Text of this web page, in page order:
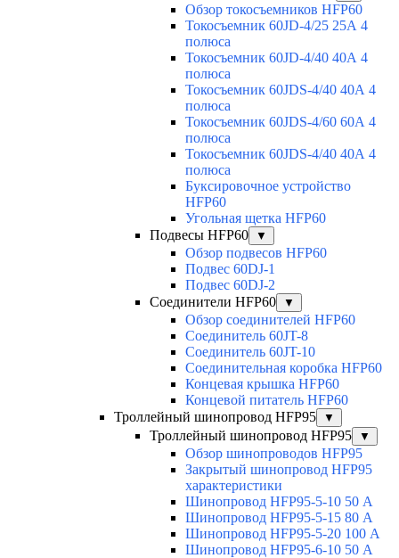
Обзор токосъемников HFP60
Токосъемник 60JD-4/25 25А 4
полюса
Токосъемник 60JD-4/40 40А 4
полюса
Токосъемник 60JDS-4/40 40А 4
полюса
Токосъемник 60JDS-4/60 60А 4
полюса
Токосъемник 60JDS-4/40 40А 4
полюса
Буксировочное устройство
HFP60
Угольная щетка HFP60
Подвесы HFP60
▼
Обзор подвесов HFP60
Подвес 60DJ-1
Подвес 60DJ-2
Соединители HFP60
▼
Обзор соединителей HFP60
Соединитель 60JT-8
Соединитель 60JT-10
Соединительная коробка HFP60
Концевая крышка HFP60
Концевой питатель HFP60
Троллейный шинопровод HFP95
▼
Троллейный шинопровод HFP95 ▼
Обзор шинопроводов HFP95
Закрытый шинопровод HFP95
характеристики
Шинопровод HFP95-5-10 50 А
Шинопровод HFP95-5-15 80 А
Шинопровод HFP95-5-20 100 А
Шинопровод HFP95-6-10 50 А